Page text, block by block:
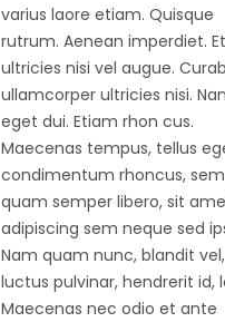
varius laore etiam. Quisque
rutrum. Aenean imperdiet.
ultricies nisi vel augue.
ullamcorper ultricies nisi.
eget dui. Etiam rhon cus.
Maecenas tempus, tellus
condimentum rhoncus, sem
quam semper libero, sit
adipiscing sem neque sed
Nam quam nunc, blandit vel,
luctus pulvinar, hendrerit id,
Maecenas nec odio et ante